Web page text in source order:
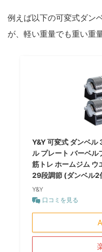
例えば以下の可変式ダン
が、軽い重量でも重い重
Y&Y 可変式 ダンベ
ル プレート バーベル
筋トレ ホームジム
29段調節 (ダンベル2
Y&Y
口コミを見る